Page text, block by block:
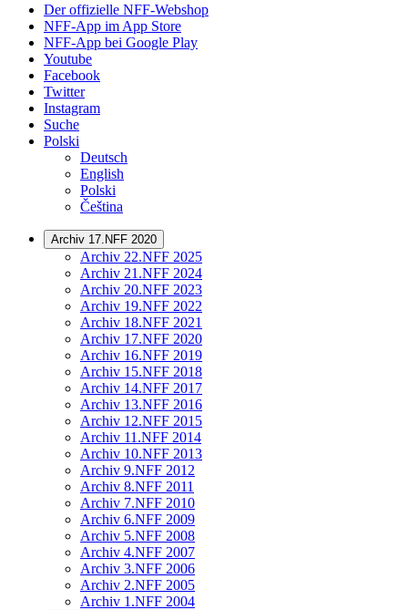
Der offizielle NFF-Webshop
NFF-App im App Store
NFF-App bei Google Play
Youtube
Facebook
Twitter
Instagram
Suche
Polski
Deutsch
English
Polski
Čeština
Archiv 17.NFF 2020
Archiv 22.NFF 2025
Archiv 21.NFF 2024
Archiv 20.NFF 2023
Archiv 19.NFF 2022
Archiv 18.NFF 2021
Archiv 17.NFF 2020
Archiv 16.NFF 2019
Archiv 15.NFF 2018
Archiv 14.NFF 2017
Archiv 13.NFF 2016
Archiv 12.NFF 2015
Archiv 11.NFF 2014
Archiv 10.NFF 2013
Archiv 9.NFF 2012
Archiv 8.NFF 2011
Archiv 7.NFF 2010
Archiv 6.NFF 2009
Archiv 5.NFF 2008
Archiv 4.NFF 2007
Archiv 3.NFF 2006
Archiv 2.NFF 2005
Archiv 1.NFF 2004